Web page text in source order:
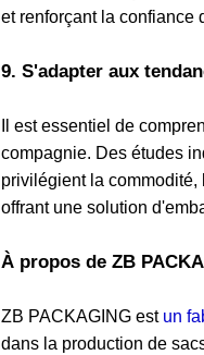
et renforçant la confiance
9. S'adapter aux
Il est essentiel de
compagnie. Des études
privilégient la
offrant une solution
À propos de ZB
ZB PACKAGING est un
dans la production de